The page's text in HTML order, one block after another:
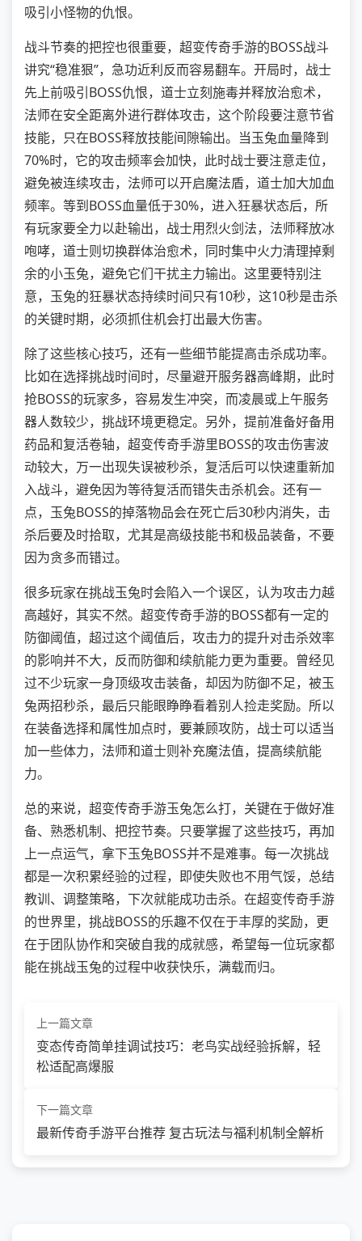
吸引小怪物的仇恨。
战斗节奏的把控也很重要，超变传奇手游的BOSS战斗
讲究“稳准狠”，急功近利反而容易翻车。开局时，战士
先上前吸引BOSS仇恨，道士立刻施毒并释放治愈术，
法师在安全距离外进行群体攻击，这个阶段要注意节省
技能，只在BOSS释放技能间隙输出。当玉兔血量降到
70%时，它的攻击频率会加快，此时战士要注意走位，
避免被连续攻击，法师可以开启魔法盾，道士加大加血
频率。等到BOSS血量低于30%，进入狂暴状态后，所
有玩家要全力以赴输出，战士用烈火剑法，法师释放冰
咆哮，道士则切换群体治愈术，同时集中火力清理掉剩
余的小玉兔，避免它们干扰主力输出。这里要特别注
意，玉兔的狂暴状态持续时间只有10秒，这10秒是击杀
的关键时期，必须抓住机会打出最大伤害。
除了这些核心技巧，还有一些细节能提高击杀成功率。
比如在选择挑战时间时，尽量避开服务器高峰期，此时
抢BOSS的玩家多，容易发生冲突，而凌晨或上午服务
器人数较少，挑战环境更稳定。另外，提前准备好备用
药品和复活卷轴，超变传奇手游里BOSS的攻击伤害波
动较大，万一出现失误被秒杀，复活后可以快速重新加
入战斗，避免因为等待复活而错失击杀机会。还有一
点，玉兔BOSS的掉落物品会在死亡后30秒内消失，击
杀后要及时拾取，尤其是高级技能书和极品装备，不要
因为贪多而错过。
很多玩家在挑战玉兔时会陷入一个误区，认为攻击力越
高越好，其实不然。超变传奇手游的BOSS都有一定的
防御阈值，超过这个阈值后，攻击力的提升对击杀效率
的影响并不大，反而防御和续航能力更为重要。曾经见
过不少玩家一身顶级攻击装备，却因为防御不足，被玉
兔两招秒杀，最后只能眼睁睁看着别人捡走奖励。所以
在装备选择和属性加点时，要兼顾攻防，战士可以适当
加一些体力，法师和道士则补充魔法值，提高续航能
力。
总的来说，超变传奇手游玉兔怎么打，关键在于做好准
备、熟悉机制、把控节奏。只要掌握了这些技巧，再加
上一点运气，拿下玉兔BOSS并不是难事。每一次挑战
都是一次积累经验的过程，即使失败也不用气馁，总结
教训、调整策略，下次就能成功击杀。在超变传奇手游
的世界里，挑战BOSS的乐趣不仅在于丰厚的奖励，更
在于团队协作和突破自我的成就感，希望每一位玩家都
能在挑战玉兔的过程中收获快乐，满载而归。
上一篇文章
变态传奇简单挂调试技巧：老鸟实战经验拆解，轻
松适配高爆服
下一篇文章
最新传奇手游平台推荐 复古玩法与福利机制全解析